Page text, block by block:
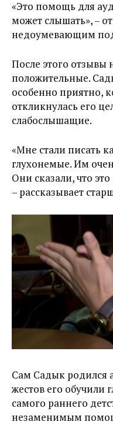
«Это помощь для
может слышать», –
недоумевающим
После этого отзывы
положительные.
особенно приятно,
откликнулась его
слабослышащие.
«Мне стали писать
глухонемые. Им
Они сказали, что
– рассказывает
Сам Садык родился
жестов его обучили
самого раннего
незаменимым